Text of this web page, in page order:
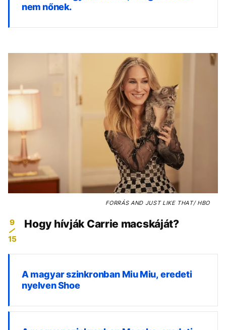
nem nőnek.
FORRÁSAND JUST LIKE THAT/ HBO
9
15
Hogy hívják Carrie macskáját?
A magyar szinkronban Miu Miu, eredeti
nyelven Shoe